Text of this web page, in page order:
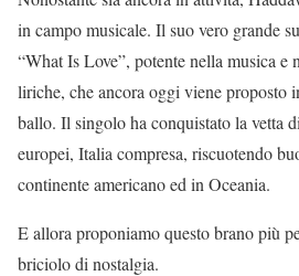
in campo musicale. Il suo vero grande
“What Is Love”, potente nella musica e
liriche, che ancora oggi viene proposto
ballo. Il singolo ha conquistato la vetta
europei, Italia compresa, riscuotendo
continente americano ed in Oceania.
E allora proponiamo questo brano più
briciolo di nostalgia.